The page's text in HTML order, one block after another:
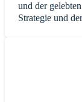
und der
Strategie und